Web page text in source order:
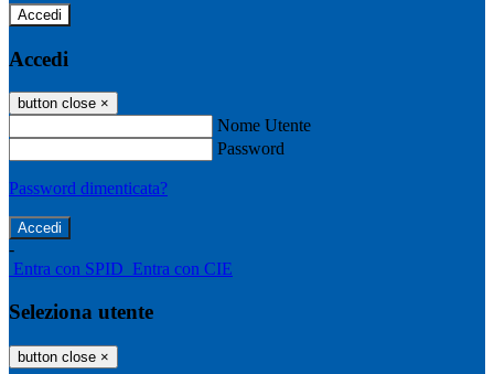
Accedi
Accedi
button close ×
Nome Utente
Password
Password dimenticata?
-
Entra con SPID Entra con CIE
Seleziona utente
button close ×